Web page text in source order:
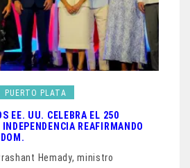
PUERTO PLATA
EE. UU. CELEBRA EL 250
REAFIRMANDO
Hemady, ministro